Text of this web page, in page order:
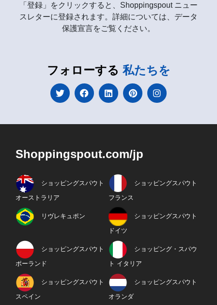
「登録」をクリックすると、Shoppingspout ニュー
スレターに登録されます。詳細については、データ
保護宣言をご覧ください。
フォローする 私たちを
Shoppingspout.com/jp
ショッピングスパウト
オーストラリア
ショッピングスパウト
フランス
リヴレキュポン ショッピングスパウト
ドイツ
ショッピングスパウト
ポーランド
ショッピング・スパウ
ト イタリア
ショッピングスパウト
スペイン
ショッピングスパウト
オランダ